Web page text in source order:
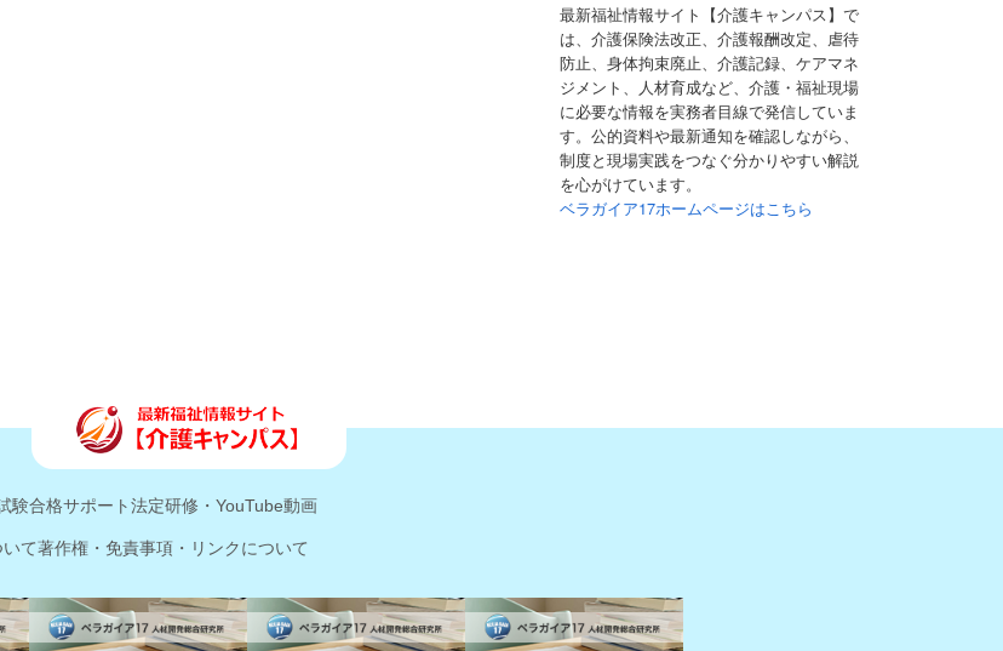
最新福祉情報サイト【介護キャンパス】で
は、介護保険法改正、介護報酬改定、虐待
防止、身体拘束廃止、介護記録、ケアマネ
ジメント、人材育成など、介護・福祉現場
に必要な情報を実務者目線で発信していま
す。公的資料や最新通知を確認しながら、
制度と現場実践をつなぐ分かりやすい解説
を心がけています。
ベラガイア17ホームページはこちら
験合格サポート法定研修・YouTube動画
て著作権・免責事項・リンクについて